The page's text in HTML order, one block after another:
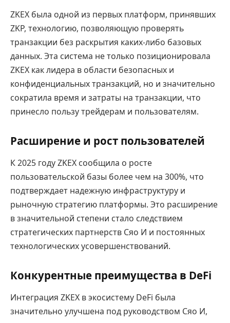
ZKEX была одной из первых платформ, принявших
ZKP, технологию, позволяющую проверять
транзакции без раскрытия каких-либо базовых
данных. Эта система не только позиционировала
ZKEX как лидера в области безопасных и
конфиденциальных транзакций, но и значительно
сократила время и затраты на транзакции, что
принесло пользу трейдерам и пользователям.
Расширение и рост пользователей
К 2025 году ZKEX сообщила о росте
пользовательской базы более чем на 300%, что
подтверждает надежную инфраструктуру и
рыночную стратегию платформы. Это расширение
в значительной степени стало следствием
стратегических партнерств Сяо И и постоянных
технологических усовершенствований.
Конкурентные преимущества в DeFi
Интеграция ZKEX в экосистему DeFi была
значительно улучшена под руководством Сяо И,